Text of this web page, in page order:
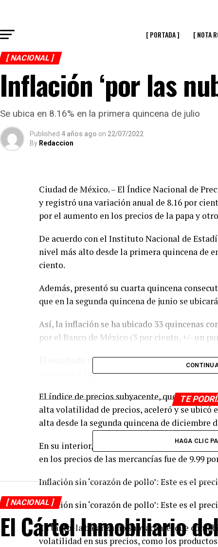
[ PORTADA ] [ NOTA
[ NACIONAL ]
Inflación ‘por las
Se ubica en 8.16% en la primera quincena de julio
Published 4 años ago on 22/07/2022
By Redaccion
Ciudad de México. – El Índice Nacional de
y registró una variación anual de 8.16 por
por el aumento en los precios de la papa y
De acuerdo con el Instituto Nacional de
nivel más alto desde la primera quincena de
ciento.
Además, presentó su cuarta quincena
que en la segunda quincena de junio se
Así, la inflación se ha ubicado 33 quincenas
por el Banco de México (3 por ciento, +/- un
El resultado del INPC estuvo practicamente
estimaba 8.1 por ciento a tasa anual, de
El índice de precios subyacente, que es
alta volatilidad de precios, aceleró y se ubicó
alta desde la segunda quincena de diciembre
En su interior, los precios de los servicios se
en los precios de las mercancías fue de 9.99
Inflación sin ‘corazón de pollo’: Este es el
Inflación sin ‘corazón de pollo’: Este es el
En tanto, la balanza no subyacente, que
volatilidad en sus precios, como los
TE
HAGA CLIC
[ NACIONAL ]
El Cártel Inmobiliario